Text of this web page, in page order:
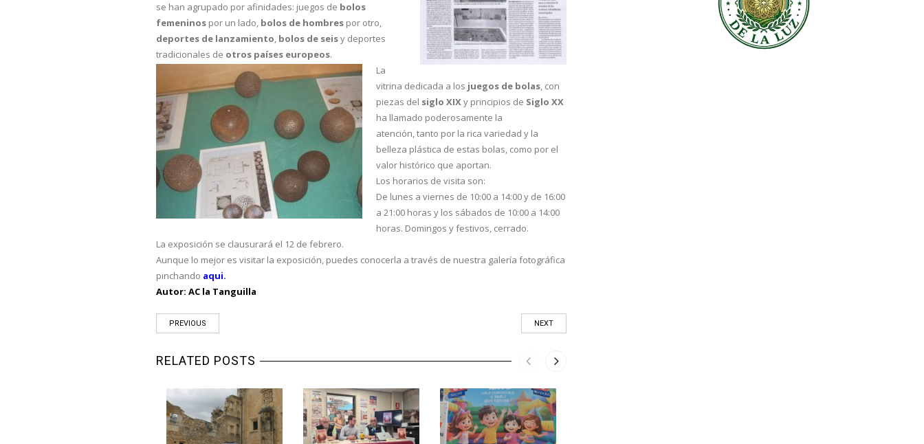
se han agrupado por afinidades: juegos de bolos
femeninos por un lado, bolos de hombres por otro,
deportes de lanzamiento, bolos de seisy deportes
tradicionales de otros países europeos.
La
vitrina dedicada a los juegos de bolas, con
piezas del siglo XIXy principios de Siglo XX
ha llamado poderosamente la
atención, tanto por la rica variedad y la
belleza plástica de estas bolas, como por el
valor histórico que aportan.
Los horarios de visita son:
De lunes a viernes de 10:00 a 14:00 y de 16:00
a 21:00 horas y los sábados de 10:00 a 14:00
horas. Domingos y festivos, cerrado.
La exposición se clausurará el 12 de febrero.
Aunque lo mejor es visitar la exposición, puedes conocerla a través de nuestra galería fotográfica
pinchando aqui.
Autor: AC la Tanguilla
PREVIOUS NEXT
RELATED POSTS